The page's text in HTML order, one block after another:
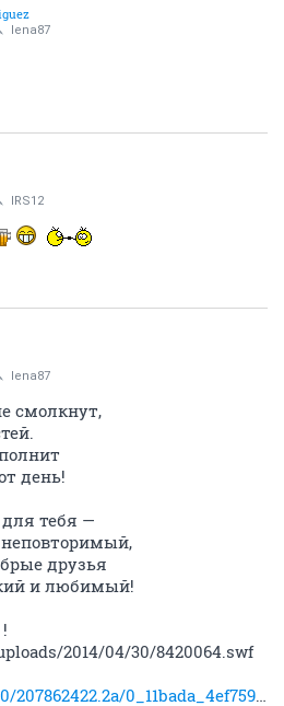
lena87
IRS12
lena87
смолкнут,
день!
тебя —
неповторимый,
друзья
и любимый!
2014/04/30/8420064.swf
0_11bada_4ef75963_orig